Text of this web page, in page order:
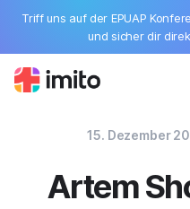
Triff uns auf der EPUAP
und sicher dir
15. Dezember
Artem